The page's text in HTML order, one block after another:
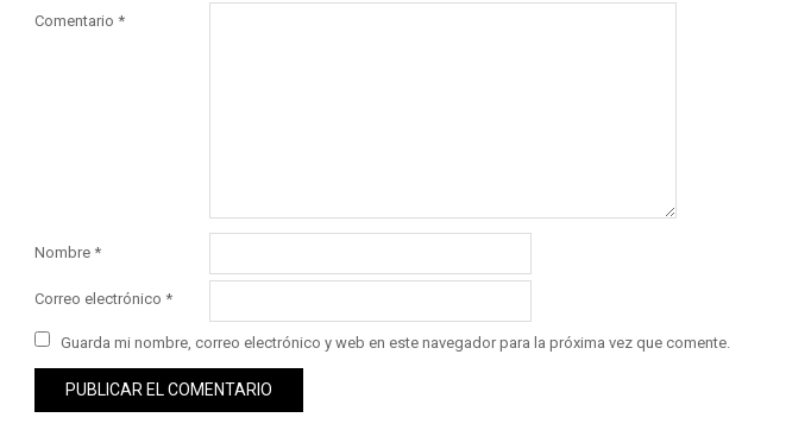
Comentario *
Nombre *
Correo electrónico *
Guarda mi nombre, correo electrónico y web en este navegador para la próxima vez que comente.